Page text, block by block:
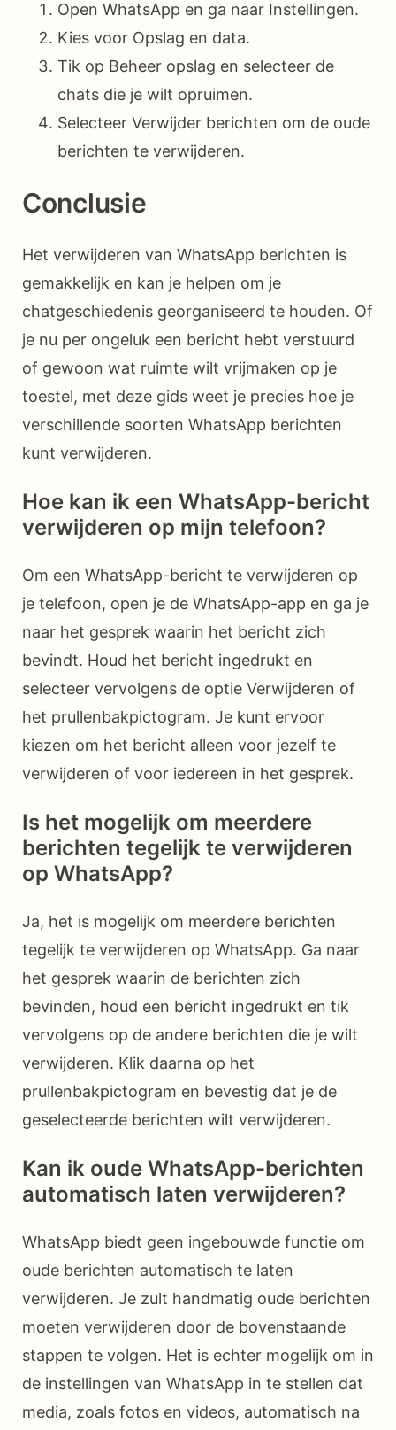
Open WhatsApp en ga naar Instellingen.
Kies voor Opslag en data.
Tik op Beheer opslag en selecteer de
chats die je wilt opruimen.
Selecteer Verwijder berichten om de oude
berichten te verwijderen.
Conclusie
Het verwijderen van WhatsApp berichten is
gemakkelijk en kan je helpen om je
chatgeschiedenis georganiseerd te houden. Of
je nu per ongeluk een bericht hebt verstuurd
of gewoon wat ruimte wilt vrijmaken op je
toestel, met deze gids weet je precies hoe je
verschillende soorten WhatsApp berichten
kunt verwijderen.
Hoe kan ik een WhatsApp-bericht
verwijderen op mijn telefoon?
Om een WhatsApp-bericht te verwijderen op
je telefoon, open je de WhatsApp-app en ga je
naar het gesprek waarin het bericht zich
bevindt. Houd het bericht ingedrukt en
selecteer vervolgens de optie Verwijderen of
het prullenbakpictogram. Je kunt ervoor
kiezen om het bericht alleen voor jezelf te
verwijderen of voor iedereen in het gesprek.
Is het mogelijk om meerdere
berichten tegelijk te verwijderen
op WhatsApp?
Ja, het is mogelijk om meerdere berichten
tegelijk te verwijderen op WhatsApp. Ga naar
het gesprek waarin de berichten zich
bevinden, houd een bericht ingedrukt en tik
vervolgens op de andere berichten die je wilt
verwijderen. Klik daarna op het
prullenbakpictogram en bevestig dat je de
geselecteerde berichten wilt verwijderen.
Kan ik oude WhatsApp-berichten
automatisch laten verwijderen?
WhatsApp biedt geen ingebouwde functie om
oude berichten automatisch te laten
verwijderen. Je zult handmatig oude berichten
moeten verwijderen door de bovenstaande
stappen te volgen. Het is echter mogelijk om in
de instellingen van WhatsApp in te stellen dat
media, zoals fotos en videos, automatisch na